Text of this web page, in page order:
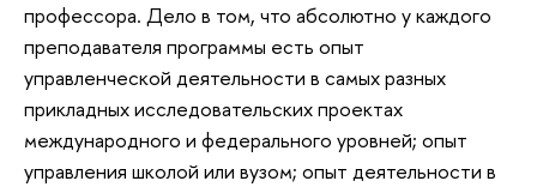
профессора. Дело в том, что абсолютно у каждого
преподавателя программы есть опыт
управленческой деятельности в самых разных
прикладных исследовательских проектах
международного и федерального уровней; опыт
управления школой или вузом; опыт деятельности в